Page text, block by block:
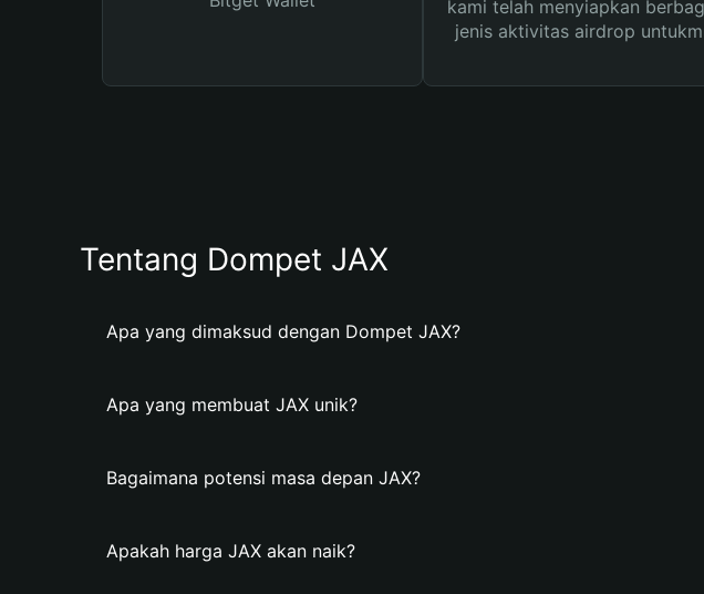
kami telah menyiapkan
jenis aktivitas airdrop
Tentang Dompet JAX
Apa yang dimaksud dengan Dompet JAX?
Apa yang membuat JAX unik?
Bagaimana potensi masa depan JAX?
Apakah harga JAX akan naik?